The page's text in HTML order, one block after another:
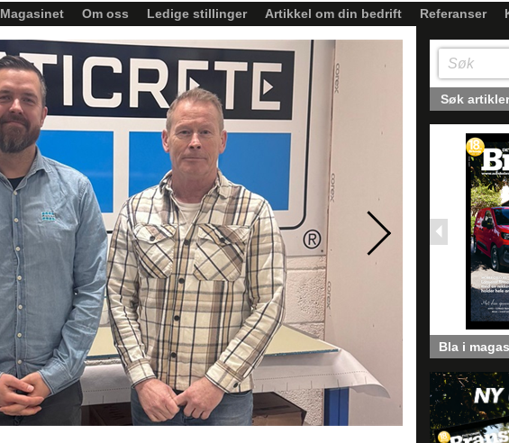
Magasinet Om oss Ledige stillinger Artikkel om din bedrift Referanser
Søk
Bla i